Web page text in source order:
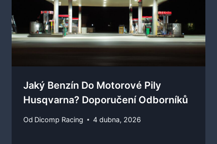
Jaký Benzín Do Motorové Pily
Husqvarna? Doporučení Odborníků
Od Dicomp Racing 4 dubna, 2026